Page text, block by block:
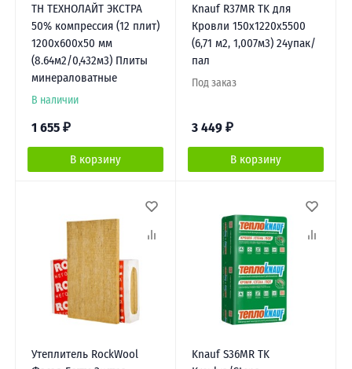
ТН ТЕХНОЛАЙТ ЭКСТРА
50% компрессия (12 плит)
1200х600х50 мм
(8.64м2/0,432м3) Плиты
минераловатные
В наличии
1 655 ₽
В корзину
Knauf R37MR TK для
Кровли 150x1220x5500
(6,71 м2, 1,007м3) 24упак/
пал
Под заказ
3 449 ₽
В корзину
Утеплитель RockWool
Knauf S36MR TK